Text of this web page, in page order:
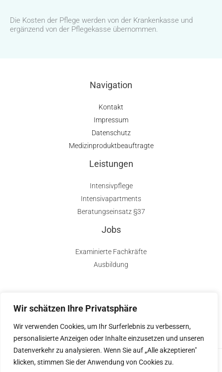
Wir schätzen Ihre Privatsphäre
Wir verwenden Cookies, um Ihr Surferlebnis zu verbessern,
personalisierte Anzeigen oder Inhalte einzusetzen und unseren
Datenverkehr zu analysieren. Wenn Sie auf „Alle akzeptieren"
klicken, stimmen Sie der Anwendung von Cookies zu.
Die Kosten der Pflege werden von der Krankenkasse und
ergänzend von der Pflegekasse übernommen.
Navigation
Kontakt
Impressum
Datenschutz
Medizinproduktbeauftragte
Leistungen
Intensivpflege
Intensivapartments
Beratungseinsatz §37
Jobs
Examinierte Fachkräfte
Ausbildung
Copyright © 2026 SAVE Ambulant und Intensivpflege